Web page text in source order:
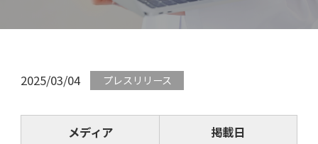
2025/03/04 プレスリリース
メディア
掲載日